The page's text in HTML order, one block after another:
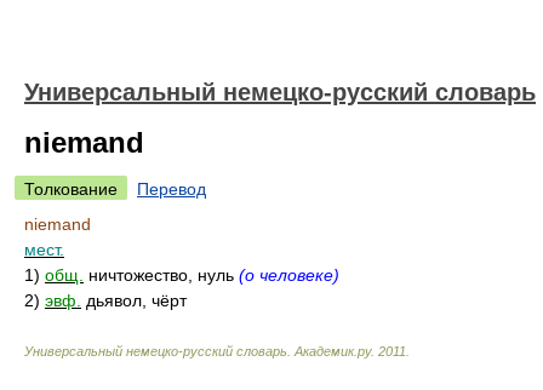
Универсальный немецко-русский словарь
niemand
Толкование
Перевод
niemand
мест.
1) общ. ничтожество, нуль (о человеке)
2) эвф. дьявол, чёрт
Универсальный немецко-русский словарь Академик.ру. 2011